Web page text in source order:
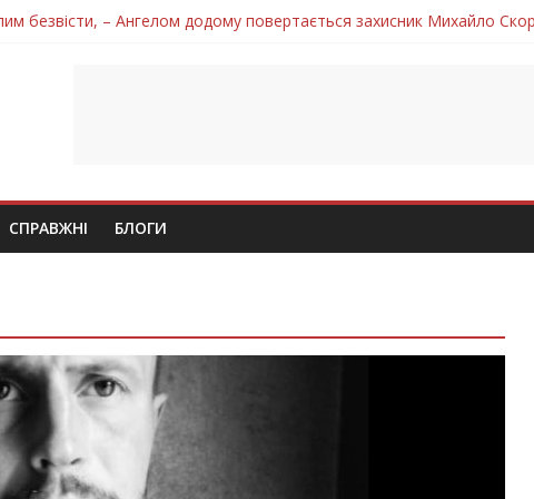
безвісти, – Ангелом додому повертається захисник Михайло
захисника Володимира Вельму
Петро Федів повертається до рідного дому «на щиті»
втратила захисника Володимира Дичку
СПРАВЖНІ БЛОГИ